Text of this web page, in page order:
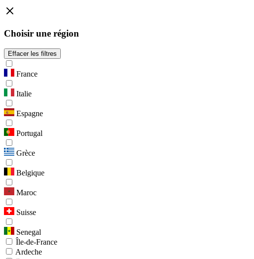
Choisir une région
Effacer les filtres
France
Italie
Espagne
Portugal
Grèce
Belgique
Maroc
Suisse
Senegal
Île-de-France
Ardeche